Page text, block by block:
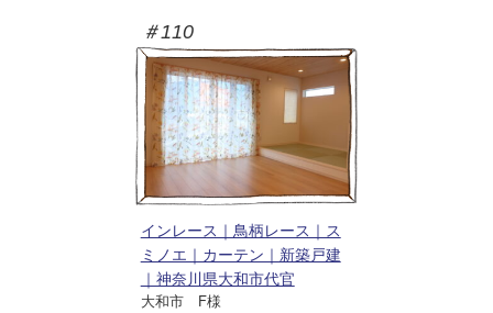
＃110
インレース｜鳥柄レース｜ス
ミノエ｜カーテン｜新築戸建
｜神奈川県大和市代官
大和市 F様